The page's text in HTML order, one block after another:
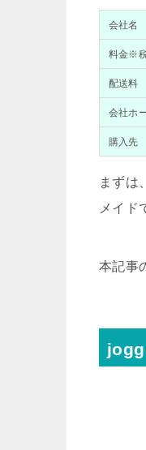
会社名
料金※
配送料
会社ホ
購入先
まずは
メイド
本記事